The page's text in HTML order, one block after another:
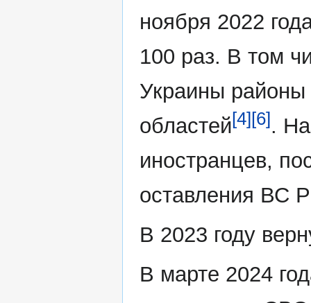
ноября 2022
100 раз. В том
Украины районы
областей[4][6].
иностранцев,
оставления ВС
В 2023 году
В марте 2024